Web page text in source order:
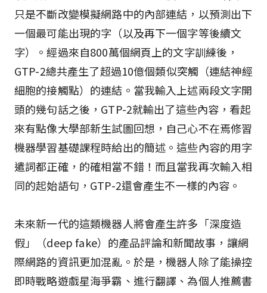
只是不斷改變模擬網路中的內部連結，以預測出下
一個最可能出現的字（以及再下一個字等後續文
字）。經過來自800萬個網頁上的文字訓練後，
GTP-2總共產生了超過10億個類似突觸（連結神經
細胞的接觸點）的連結。當我輸入上述兩段文字開
頭的幾句話之後，GTP-2就輸出了這些內容，看起
來有點像大學部新生試圖回想，自己心不在焉修習
機器學習基礎課程時給出的簡述。這些內容的用字
遣詞都正確，的確相當不錯！而且當我再次輸入相
同的起始語句，GTP-2還會產生不一樣的內容。
未來新一代的這類機器人將會產生許多「深度造
假」（deep fake）的產品評論和新聞故事，讓網
際網路的資訊更加混亂。於是，機器人除了能操控
即時戰略遊戲星海爭霸、進行翻譯、為個人推薦書